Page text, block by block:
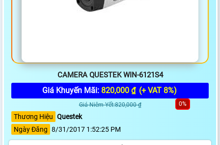
CAMERA QUESTEK WIN-6121S4
Giá Khuyến Mãi: 820,000 ₫ (+ VAT 8%)
Giá Niêm Yết:820,000 ₫ 0%
Thương Hiệu Questek
Ngày Đăng 8/31/2017 1:52:25 PM